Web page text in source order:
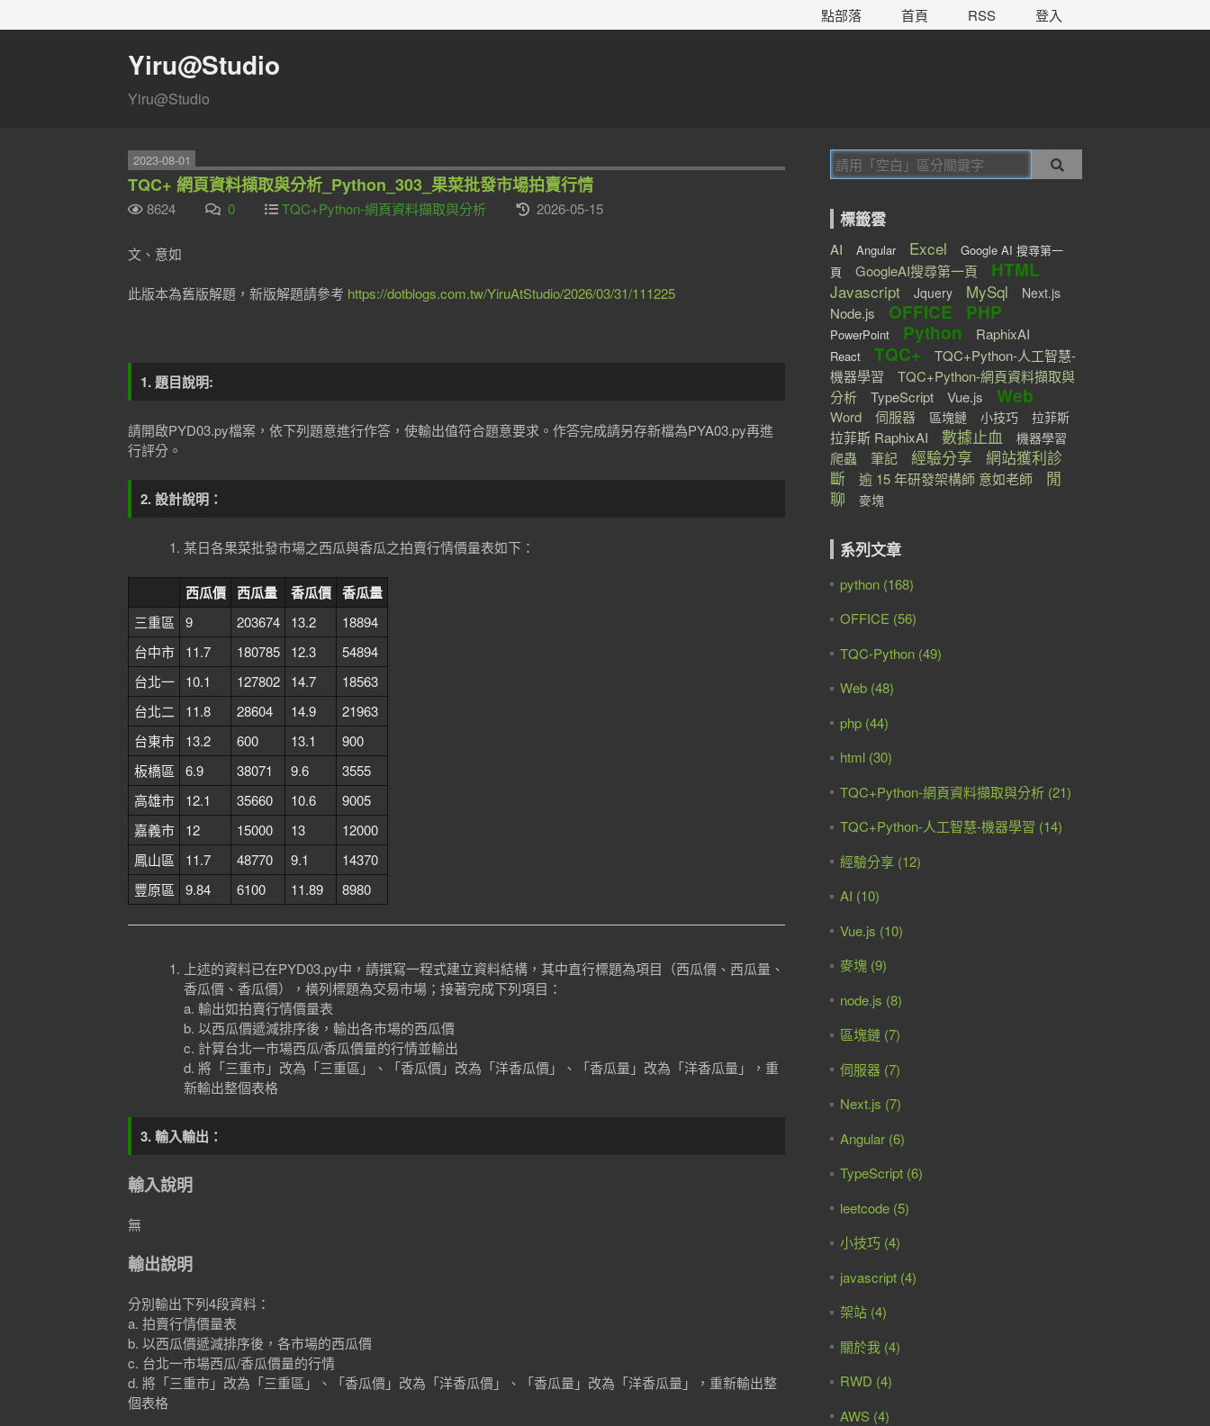
點部落 首頁 RSS 登入
Yiru@Studio
Yiru@Studio
2023-08-01
TQC+ 網頁資料擷取與分析_Python_303_果菜批發市場拍賣行情
8624 0 TQC+Python-網頁資料擷取與分析 2026-05-15
文、意如
此版本為舊版解題，新版解題請參考 https://dotblogs.com.tw/YiruAtStudio/2026/03/31/111225
1. 題目說明:
請開啟PYD03.py檔案，依下列題意進行作答，使輸出值符合題意要求。作答完成請另存新檔為PYA03.py再進
行評分。
2. 設計說明：
某日各果菜批發市場之西瓜與香瓜之拍賣行情價量表如下：
西瓜價 西瓜量 香瓜價 香瓜量
三重區 9 203674 13.2
18894
台中市
11.7 180785 12.3
54894
台北一
10.1 127802 14.7
18563
台北二
11.8 28604 14.9
21963
台東市
13.2 600 13.1
900
板橋區
6.9 38071 9.6
3555
高雄市
12.1 35660 10.6
9005
嘉義市
12 15000 13
12000
鳳山區
11.7 48770 9.1
14370
豐原區
9.84 6100 11.89 8980
上述的資料已在PYD03.py中，請撰寫一程式建立資料結構，其中直行標題為項目（西瓜價、西瓜量、
香瓜價、香瓜價），橫列標題為交易市場；接著完成下列項目：
a. 輸出如拍賣行情價量表
b. 以西瓜價遞減排序後，輸出各市場的西瓜價
c. 計算台北一市場西瓜/香瓜價量的行情並輸出
d. 將「三重市」改為「三重區」、「香瓜價」改為「洋香瓜價」、「香瓜量」改為「洋香瓜量」，重
新輸出整個表格
3. 輸入輸出：
輸入說明
無
輸出說明
分別輸出下列4段資料：
a. 拍賣行情價量表
b. 以西瓜價遞減排序後，各市場的西瓜價
c. 台北一市場西瓜/香瓜價量的行情
d. 將「三重市」改為「三重區」、「香瓜價」改為「洋香瓜價」、「香瓜量」改為「洋香瓜量」，重新輸出整
個表格
標籤雲
AI Angular Excel
Google AI 搜尋第一
頁
GoogleAI搜尋第一頁 HTML
Javascript Jquery MySql Next.js
Node.js OFFICE PHP
PowerPoint Python RaphixAI
React TQC+
TQC+Python-人工智慧-
機器學習
TQC+Python-網頁資料擷取與
分析
TypeScript Vue.js Web
Word 伺服器 區塊鏈 小技巧 拉菲斯
拉菲斯 RaphixAI 數據止血 機器學習
爬蟲 筆記 經驗分享
網站獲利診
斷
逾 15 年研發架構師 意如老師
閒
聊
麥塊
系列文章
python (168)
OFFICE (56)
TQC-Python (49)
Web (48)
php (44)
html (30)
TQC+Python-網頁資料擷取與分析 (21)
TQC+Python-人工智慧-機器學習 (14)
經驗分享 (12)
AI (10)
Vue.js (10)
麥塊 (9)
node.js (8)
區塊鏈 (7)
伺服器 (7)
Next.js (7)
Angular (6)
TypeScript (6)
leetcode (5)
小技巧 (4)
javascript (4)
架站 (4)
關於我 (4)
RWD (4)
AWS (4)